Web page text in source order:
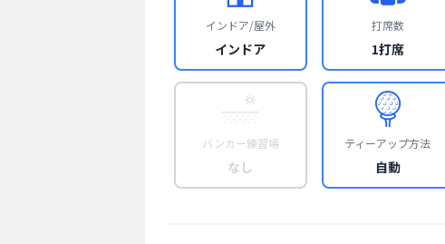
インドア/屋外
インドア
打席数
1打席
バンカー練習場
なし
ティーアップ方法
自動